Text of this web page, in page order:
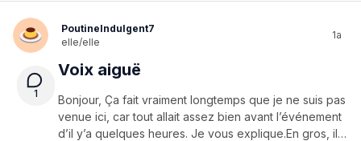
PoutineIndulgent7
elle/elle
1a
Voix aiguë
Bonjour, Ça fait vraiment longtemps que je ne suis pas
venue ici, car tout allait assez bien avant l’événement
d’il y’a quelques heures. Je vous explique.En gros, il y’a une personne que j’aime et notre relation va très très très bien. Aujourd’hui, on a voulu faire un appel pour écouter nos voix. Quand il a démarré l’appel, il a directement dit allô. Le problème, ce n’est pas qu’on a bégayé ou qu’on n’a eu des malaises… C’est juste que sa voix était extrêmement aiguë, ce qui m’a directement fait rire dans l’appel. Après cet appel, il a dit que j’avais une voix de golmon (pour rire évidemment), ce qui m’a étonnée car j’ai une voix assez normale (genre entre les 2). En fait, je sais pas… Ce n’est pas que je n’aime pas sa voix, c’est juste que j’ai l’impression que ça me déstabilise, dans le sens que j’ai un certain malaise en l’entendant… En plus, je me sens monstre de dire tout ça. Je voulais vous demander ; comment est ce que je peux vivre avec ça ? Ou encore, comment oublier ce détail ? Car je l’aime vraiment, et je ne veux pas que ça forme une barrière.Merci.
1